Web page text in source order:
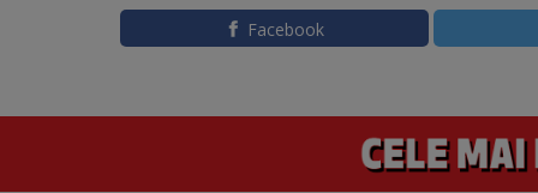
Facebook